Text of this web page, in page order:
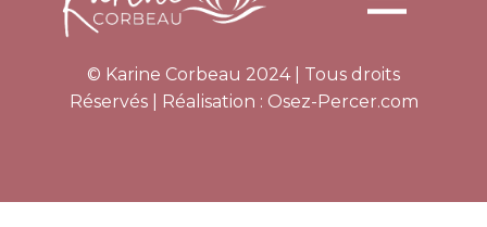
© Karine Corbeau 2024 | Tous droits
Réservés | Réalisation : Osez-Percer.com